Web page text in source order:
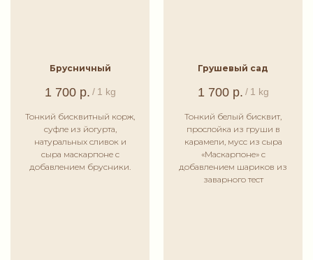
Брусничный
1 700 р. / 1 kg
Тонкий бисквитный корж,
суфле из йогурта,
натуральных сливок и
сыра маскарпоне с
добавлением брусники.
Грушевый сад
1 700 р. / 1 kg
Тонкий белый бисквит,
прослойка из груши в
карамели, мусс из сыра
«Маскарпоне» с
добавлением шариков из
заварного тест